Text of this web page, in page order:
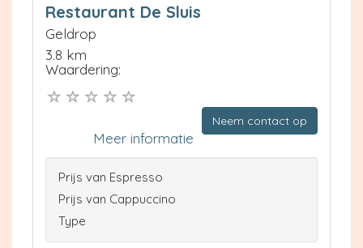
Restaurant De Sluis
Geldrop
3.8 km
Waardering:
Neem contact op
Meer informatie
Prijs van Espresso
Prijs van Cappuccino
Type